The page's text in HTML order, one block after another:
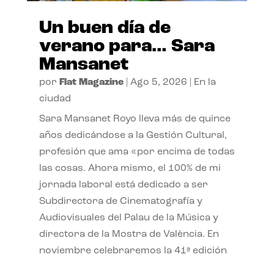
Un buen día de
verano para… Sara
Mansanet
por Flat Magazine| Ago 5, 2026
En la
ciudad
Sara Mansanet Royo lleva más de quince
años dedicándose a la Gestión Cultural,
profesión que ama «por encima de todas
las cosas. Ahora mismo, el 100% de mi
jornada laboral está dedicado a ser
Subdirectora de Cinematografía y
Audiovisuales del Palau de la Música y
directora de la Mostra de València. En
noviembre celebraremos la 41ª edición